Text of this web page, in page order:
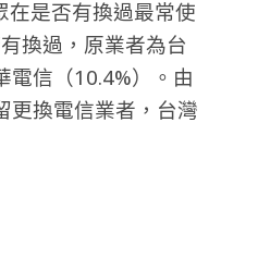
在是否有換過最常使
換過，原業者為台
電信（10.4%）。由
更換電信業者，台灣